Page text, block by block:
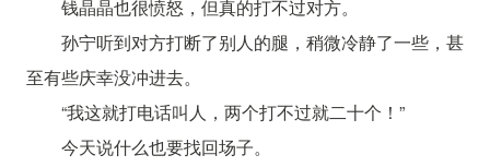
钱晶晶也很愤怒，但真的打不过对方。
孙宁听到对方打断了别人的腿，稍微冷静了一些，甚
至有些庆幸没冲进去。
“我这就打电话叫人，两个打不过就二十个！”
今天说什么也要找回场子。